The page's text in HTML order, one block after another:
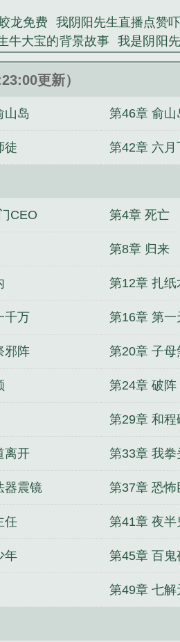
龙免费 我阴阳先生直播点赞
牛大宝的背景故事 我是阴阳
，一跃九天 偷精向导被迫出
丧尸火影忍者
更新）
山岛 第46章 俞山
徒 第42章 六月
CEO 第4章 死亡
第8章 归来
第12章 扎纸
千万 第16章 第一
邪阵 第20章 子母
第24章 破阵
第29章 和
离开 第33章 我拳
器震镜 第37章 恐怖
任 第41章 夜半
年 第45章 百鬼
第49章 七